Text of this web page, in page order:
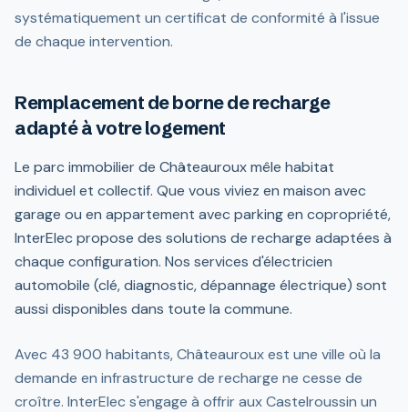
systématiquement un certificat de conformité à l'issue
de chaque intervention.
Remplacement de borne de recharge
adapté à votre logement
Le parc immobilier de Châteauroux mêle habitat
individuel et collectif. Que vous viviez en maison avec
garage ou en appartement avec parking en copropriété,
InterElec propose des solutions de recharge adaptées à
chaque configuration. Nos services d'électricien
automobile (clé, diagnostic, dépannage électrique) sont
aussi disponibles dans toute la commune.
Avec 43 900 habitants, Châteauroux est une ville où la
demande en infrastructure de recharge ne cesse de
croître. InterElec s'engage à offrir aux Castelroussin un